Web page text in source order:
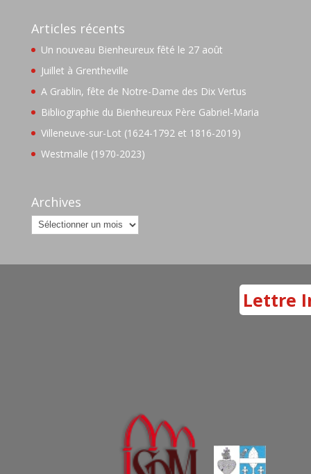
Articles récents
Un nouveau Bienheureux fêté le 27 août
Juillet à Grentheville
A Grablin, fête de Notre-Dame des Dix Vertus
Bibliographie du Bienheureux Père Gabriel-Maria
Villeneuve-sur-Lot (1624-1792 et 1816-2019)
Westmalle (1970-2023)
Archives
Archives
Lettre